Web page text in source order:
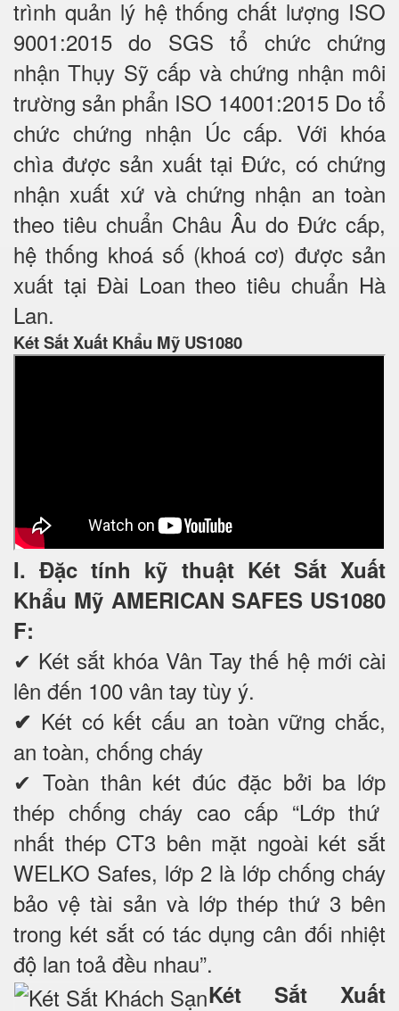
trình quản lý hệ thống chất lượng ISO
9001:2015 do SGS tổ chức chứng
nhận Thụy Sỹ cấp và chứng nhận môi
trường sản phẩn ISO 14001:2015 Do tổ
chức chứng nhận Úc cấp. Với khóa
chìa được sản xuất tại Đức, có chứng
nhận xuất xứ và chứng nhận an toàn
theo tiêu chuẩn Châu Âu do Đức cấp,
hệ thống khoá số (khoá cơ) được sản
xuất tại Đài Loan theo tiêu chuẩn Hà
Lan.
Két Sắt Xuất Khẩu Mỹ US1080
I. Đặc tính kỹ thuật Két Sắt Xuất
Khẩu Mỹ AMERICAN SAFES US1080
F:
✔ Két sắt khóa Vân Tay thế hệ mới cài
lên đến 100 vân tay tùy ý.
✔ Két có kết cấu an toàn vững chắc,
an toàn, chống cháy
✔ Toàn thân két đúc đặc bởi ba lớp
thép chống cháy cao cấp “Lớp thứ
nhất thép CT3 bên mặt ngoài két sắt
WELKO Safes, lớp 2 là lớp chống cháy
bảo vệ tài sản và lớp thép thứ 3 bên
trong két sắt có tác dụng cân đối nhiệt
độ lan toả đều nhau”.
Két Sắt Xuất